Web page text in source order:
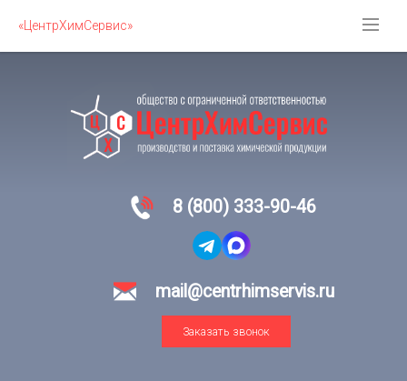
«ЦентрХимСервис»
8 (800) 333-90-46
mail@centrhimservis.ru
Заказать звонок